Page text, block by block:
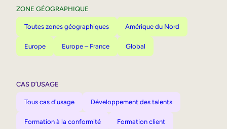
ZONE GÉOGRAPHIQUE
Toutes zones géographiques Amérique du Nord
Europe Europe – France Global
CAS D’USAGE
Tous cas d'usage Développement des talents
Formation à la conformité Formation client